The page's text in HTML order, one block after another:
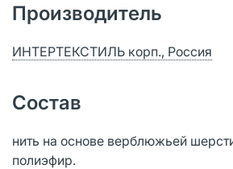
Производитель
ИНТЕРТЕКСТИЛЬ корп., Россия
Состав
нить на основе верблюжьей
полиэфир.